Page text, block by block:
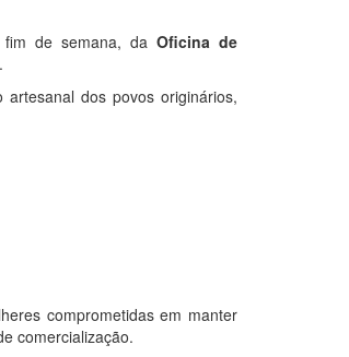
fim de semana, daOficina de
dos povos originários,
comprometidas em manter
comercialização.